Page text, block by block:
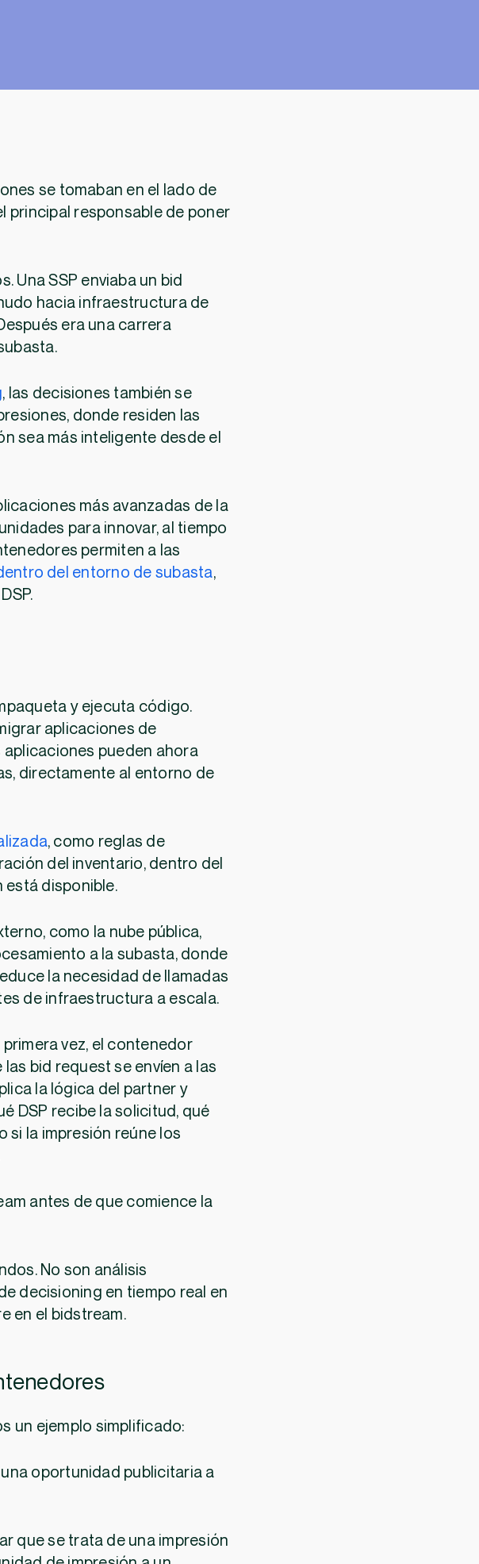
se tomaban en el lado de
principal responsable de poner
Una SSP enviaba un bid
hacia infraestructura de
era una carrera
, las decisiones también se
donde residen las
sea más inteligente desde el
más avanzadas de la
para innovar, al tiempo
permiten a las
del entorno de subasta,
y ejecuta código.
aplicaciones de
aplicaciones pueden ahora
directamente al entorno de
, como reglas de
del inventario, dentro del
está disponible.
como la nube pública,
a la subasta, donde
la necesidad de llamadas
de infraestructura a escala.
vez, el contenedor
bid request se envíen a las
la lógica del partner y
DSP recibe la solicitud, qué
si la impresión reúne los
antes de que comience la
No son análisis
decisioning en tiempo real en
en el bidstream.
un ejemplo simplificado:
oportunidad publicitaria a
que se trata de una impresión